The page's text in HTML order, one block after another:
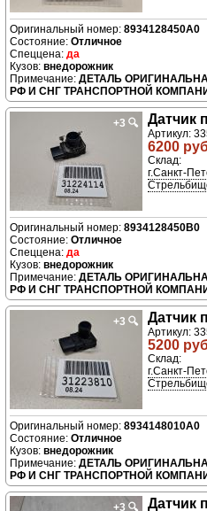
8934128450A0
Отличное
да
внедорожник
ДЕТАЛЬ
РФ И СНГ ТРАНСПОРТНОЙ
+3 🔍 Датчик
Артикул:
6200
Склад:
г.Санкт-
8934128450B0
Отличное
да
внедорожник
ДЕТАЛЬ
РФ И СНГ ТРАНСПОРТНОЙ
+3 🔍 Датчик
Артикул:
5200
Склад:
г.Санкт-
8934148010A0
Отличное
внедорожник
ДЕТАЛЬ
РФ И СНГ ТРАНСПОРТНОЙ
+3 🔍 Датчик